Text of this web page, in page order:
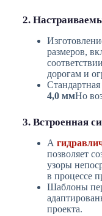
2.
размеров,
дорогам и
4,0 ммНо
3. Встроенная
А
позволяет
узоры
в процессе
Шаблоны
проекта.